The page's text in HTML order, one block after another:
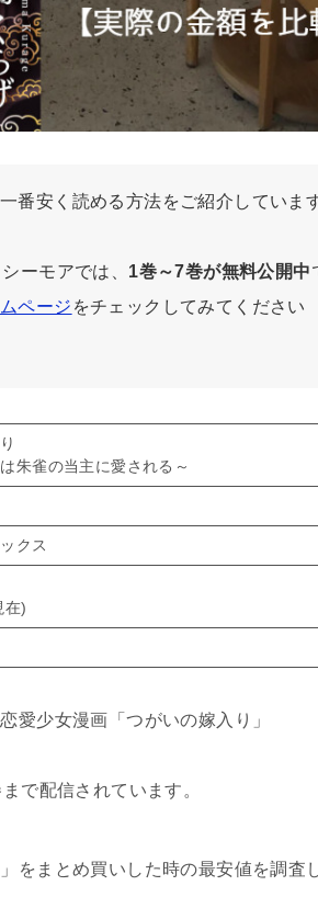
番安く読める方法をご紹介しています
ーモアでは、 1巻～7巻が無料公開中
ページ をチェックしてみてください
朱雀の当主に愛される～
クス
在)
愛少女漫画「つがいの嫁入り」
で配信されています。
をまとめ買いした時の最安値を調査